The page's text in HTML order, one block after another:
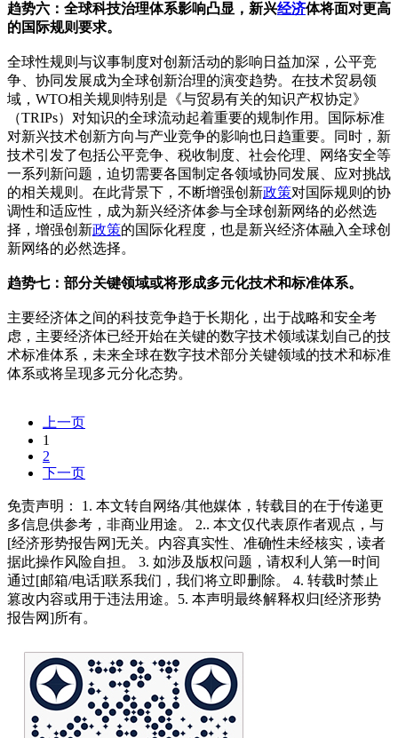
趋势六：全球科技治理体系影响凸显，新兴经济体将面对更高
的国际规则要求。
全球性规则与议事制度对创新活动的影响日益加深，公平竞
争、协同发展成为全球创新治理的演变趋势。在技术贸易领
域，WTO相关规则特别是《与贸易有关的知识产权协定》
（TRIPs）对知识的全球流动起着重要的规制作用。国际标准
对新兴技术创新方向与产业竞争的影响也日趋重要。同时，新
技术引发了包括公平竞争、税收制度、社会伦理、网络安全等
一系列新问题，迫切需要各国制定各领域协同发展、应对挑战
的相关规则。在此背景下，不断增强创新政策对国际规则的协
调性和适应性，成为新兴经济体参与全球创新网络的必然选
择，增强创新政策的国际化程度，也是新兴经济体融入全球创
新网络的必然选择。
趋势七：部分关键领域或将形成多元化技术和标准体系。
主要经济体之间的科技竞争趋于长期化，出于战略和安全考
虑，主要经济体已经开始在关键的数字技术领域谋划自己的技
术标准体系，未来全球在数字技术部分关键领域的技术和标准
体系或将呈现多元分化态势。
上一页
1
2
下一页
免责声明： 1. 本文转自网络/其他媒体，转载目的在于传递更
多信息供参考，非商业用途。 2.. 本文仅代表原作者观点，与
[经济形势报告网]无关。内容真实性、准确性未经核实，读者
据此操作风险自担。 3. 如涉及版权问题，请权利人第一时间
通过[邮箱/电话]联系我们，我们将立即删除。 4. 转载时禁止
篡改内容或用于违法用途。5. 本声明最终解释权归[经济形势
报告网]所有。